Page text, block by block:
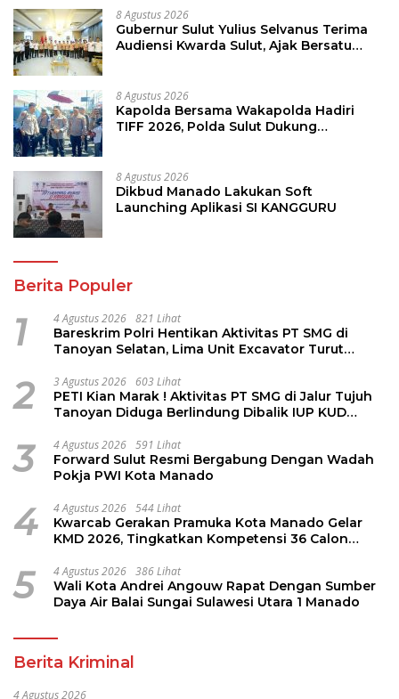
8 Agustus 2026
Gubernur Sulut Yulius Selvanus Terima
Audiensi Kwarda Sulut, Ajak Bersatu
8 Agustus 2026
Kapolda Bersama Wakapolda Hadiri
TIFF 2026, Polda Sulut Dukung
8 Agustus 2026
Dikbud Manado Lakukan Soft
Launching Aplikasi SI KANGGURU
Berita Populer
1 4 Agustus 2026 821 Lihat
Bareskrim Polri Hentikan Aktivitas PT SMG di
Tanoyan Selatan, Lima Unit Excavator Turut
2 3 Agustus 2026 603 Lihat
PETI Kian Marak ! Aktivitas PT SMG di Jalur Tujuh
Tanoyan Diduga Berlindung Dibalik IUP KUD
3 4 Agustus 2026 591 Lihat
Forward Sulut Resmi Bergabung Dengan Wadah
Pokja PWI Kota Manado
4 4 Agustus 2026 544 Lihat
Kwarcab Gerakan Pramuka Kota Manado Gelar
KMD 2026, Tingkatkan Kompetensi 36 Calon
5 4 Agustus 2026 386 Lihat
Wali Kota Andrei Angouw Rapat Dengan Sumber
Daya Air Balai Sungai Sulawesi Utara 1 Manado
Berita Kriminal
4 Agustus 2026